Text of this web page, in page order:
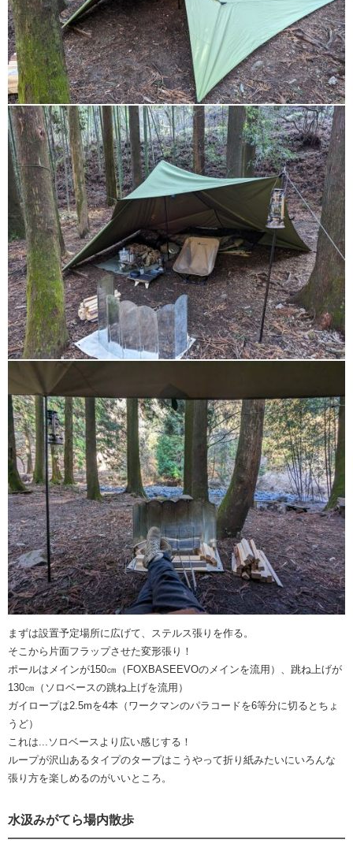
まずは設置予定場所に広げて、ステルス張りを作る。
そこから片面フラップさせた変形張り！
ポールはメインが150㎝（FOXBASEEVOのメインを流用）、跳ね上げが
130㎝（ソロベースの跳ね上げを流用）
ガイロープは2.5mを4本（ワークマンのパラコードを6等分に切るとちょ
うど）
これは...ソロベースより広い感じする！
ループが沢山あるタイプのタープはこうやって折り紙みたいにいろんな
張り方を楽しめるのがいいところ。
水汲みがてら場内散歩